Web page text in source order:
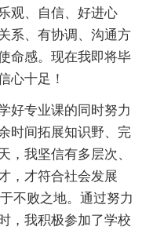
观、自信、好进心
系、有协调、沟通方
命感。现在我即将毕
心十足！
好专业课的同时努力
时间拓展知识野、完
，我坚信有多层次、
，才符合社会发展
不败之地。通过努力
，我积极参加了学校